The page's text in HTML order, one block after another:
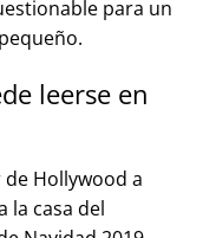
para un
leerse en
de Hollywood a
la casa del